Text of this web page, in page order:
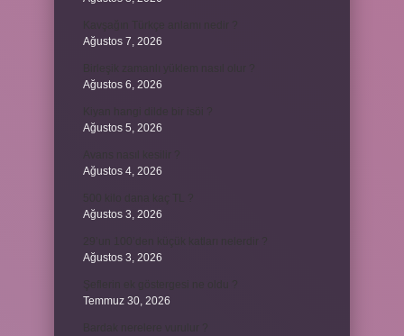
Ağustos 7, 2026
Ağustos 6, 2026
Ağustos 5, 2026
Ağustos 4, 2026
Ağustos 3, 2026
Ağustos 3, 2026
Temmuz 30, 2026